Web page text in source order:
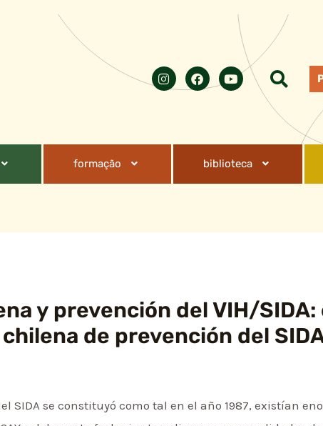
formação biblioteca
y prevención del VIH/SIDA:
de prevención del
SIDA se constituyó como tal en el año 1987, existían